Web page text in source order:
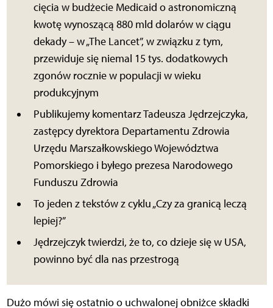
cięcia w budżecie Medicaid o astronomiczną
kwotę wynoszącą 880 mld dolarów w ciągu
dekady – w „The Lancet”, w związku z tym,
przewiduje się niemal 15 tys. dodatkowych
zgonów rocznie w populacji w wieku
produkcyjnym
Publikujemy komentarz Tadeusza Jędrzejczyka,
zastępcy dyrektora Departamentu Zdrowia
Urzędu Marszałkowskiego Województwa
Pomorskiego i byłego prezesa Narodowego
Funduszu Zdrowia
To jeden z tekstów z cyklu „Czy za granicą leczą
lepiej?”
Jędrzejczyk twierdzi, że to, co dzieje się w USA,
powinno być dla nas przestrogą
Dużo mówi się ostatnio o uchwalonej obniżce składki